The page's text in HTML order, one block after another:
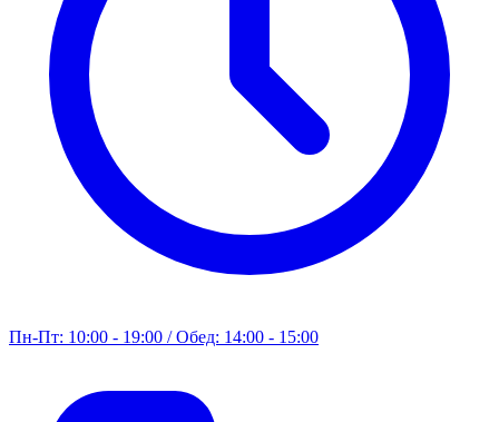
Пн-Пт: 10:00 - 19:00 / Обед: 14:00 - 15:00